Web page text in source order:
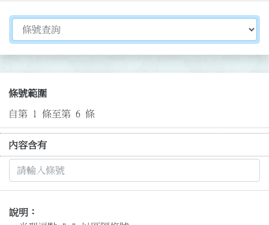
切換選擇法規資訊內容
條號範圍
自第 1 條至第 6 條
內容含有
說明：